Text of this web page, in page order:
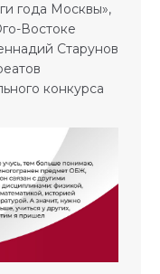
года Москвы»,
Востоке
Старунов
конкурса